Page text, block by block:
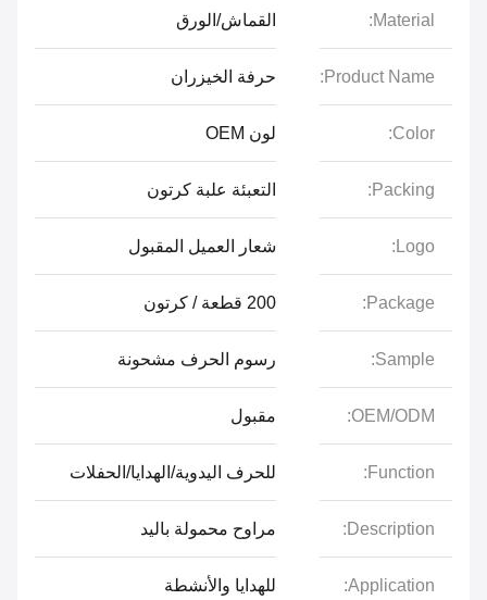
Material: القماش/الورق
Product Name: حرفة الخيزران
Color:
Packing: التعبئة علبة كرتون
Logo: شعار العميل المقبول
Package:
Sample: رسوم الحرف مشحونة
OEM/ODM: مقبول
Function: للحرف اليدوية/الهدايا/الحفلات
Description: مراوح محمولة باليد
Application: للهدايا والأنشطة